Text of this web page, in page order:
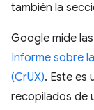
también la
Google mide
Informe sobre
(CrUX). Este es
recopilados de